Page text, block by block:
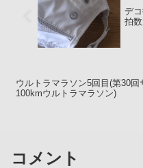
デ
拍
ウルトラマラソン5回目(第30回
100kmウルトラマラソン)
コメント